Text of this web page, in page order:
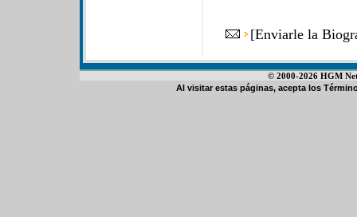
[Enviarle la
© 2000-2026 HGM
Al visitar estas páginas, acepta los